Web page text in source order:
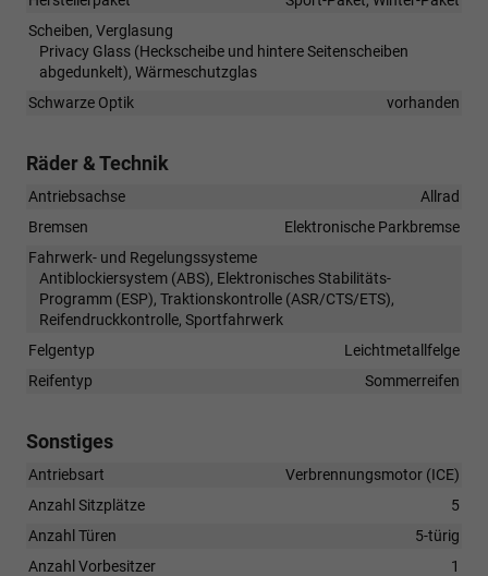
Scheiben, Verglasung
Privacy Glass (Heckscheibe und hintere Seitenscheiben
abgedunkelt), Wärmeschutzglas
Schwarze Optik
vorhanden
Räder & Technik
Antriebsachse
Allrad
Bremsen
Elektronische Parkbremse
Fahrwerk- und Regelungssysteme
Antiblockiersystem (ABS), Elektronisches Stabilitäts-
Programm (ESP), Traktionskontrolle (ASR/CTS/ETS),
Reifendruckkontrolle, Sportfahrwerk
Felgentyp
Leichtmetallfelge
Reifentyp
Sommerreifen
Sonstiges
Antriebsart
Verbrennungsmotor (ICE)
Anzahl Sitzplätze
5
Anzahl Türen
5-türig
Anzahl Vorbesitzer
1